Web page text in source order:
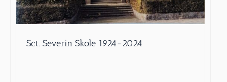
Sct. Severin Skole 1924-2024